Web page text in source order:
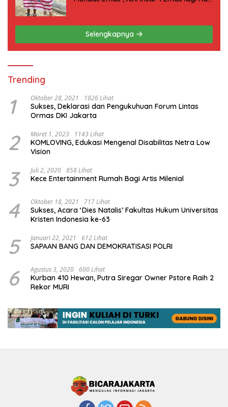
Selengkapnya
Trending
1 Oktober 28, 2021 1826 Lihat
Sukses, Deklarasi dan Pengukuhuan Forum Lintas
Ormas DKI Jakarta
2 Maret 1, 2023 1143 Lihat
KOMLOVING, Edukasi Mengenal Disabilitas Netra Low
Vision
3 Juli 2, 2020 858 Lihat
Kece Entertainment Rumah Bagi Artis Milenial
4 Oktober 18, 2021 717 Lihat
Sukses, Acara ‘Dies Natalis’ Fakultas Hukum Universitas
Kristen Indonesia ke-63
5 Januari 22, 2021 612 Lihat
SAPAAN BANG DAN DEMOKRATISASI POLRI
6 Agustus 3, 2020 600 Lihat
Kurban 410 Hewan, Putra Siregar Owner Pstore Raih 2
Rekor MURI